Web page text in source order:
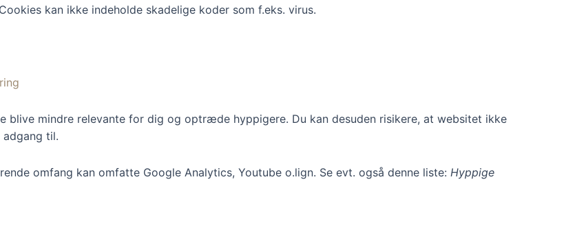
kan ikke indeholde skadelige koder som f.eks. virus.
blive mindre relevante for dig og optræde hyppigere. Du kan desuden risikere, at websitet ikke
til.
omfang kan omfatte Google Analytics, Youtube o.lign. Se evt. også denne liste: Hyppige